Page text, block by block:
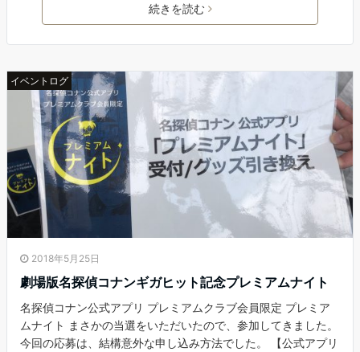
続きを読む
イベントログ
2018年5月25日
劇場版名探偵コナンギガヒット記念プレミアムナイト
名探偵コナン公式アプリ プレミアムクラブ会員限定 プレミア
ムナイト まさかの当選をいただいたので、参加してきました。
今回の応募は、結構意外な申し込み方法でした。 【公式アプリ